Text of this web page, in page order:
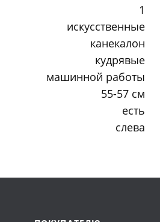
1
искусственные
канекалон
кудрявые
машинной работы
55-57 см
есть
слева